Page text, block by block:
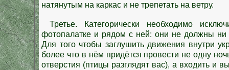
натянутым на каркас и не трепетать на ветру.
Третье. Категорически необходимо
фотопалатке и рядом с ней: они не должны
Для того чтобы заглушить движения внутри
более что в нём придётся провести не одну
отверстия (птицы разглядят вас), а входить и